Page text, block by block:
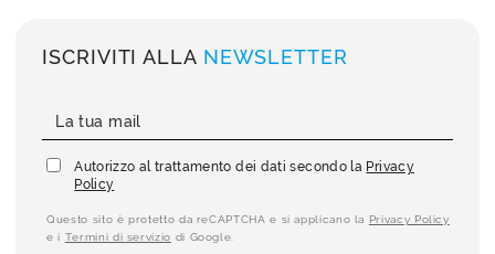
ISCRIVITI ALLA NEWSLETTER
Autorizzo al trattamento dei dati secondo la Privacy
Policy
Questo sito è protetto da reCAPTCHA e si applicano la Privacy Policy
e i Termini di servizio di Google.